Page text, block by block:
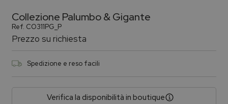
Collezione Palumbo & Gigante
Ref. CO311PG_P
Prezzo su richiesta
Spedizione e reso facili
Verifica la disponibilità in boutique